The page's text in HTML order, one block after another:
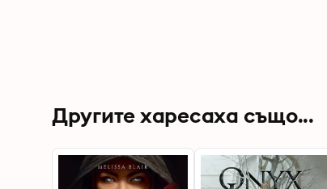
Другите харесаха също...